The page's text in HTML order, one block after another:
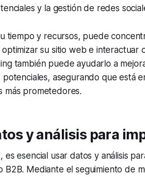
y la gestión de redes
tiempo y recursos, puede
su sitio web e interactuar
también puede ayudarlo a
asegurando que está
más prometedores.
y análisis para
es esencial usar datos y análisis
B2B. Mediante el seguimiento de